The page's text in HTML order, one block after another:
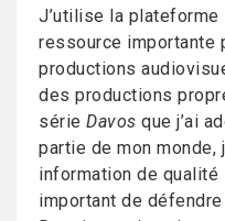
J’utilise la plateforme
ressource importante
productions
des productions
série Davos que j’ai
partie de mon monde,
information de
important de